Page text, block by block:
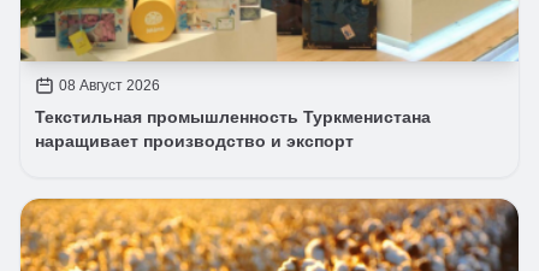
08 Август 2026
Текстильная промышленность Туркменистана
наращивает производство и экспорт